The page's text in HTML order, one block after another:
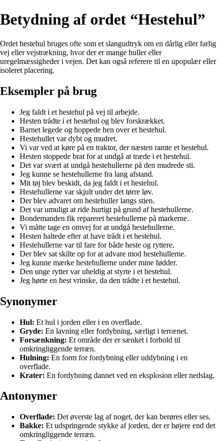
Betydning af ordet “Hestehul”
Ordet hestehul bruges ofte som et slangudtryk om en dårlig eller farlig
vej eller vejstrækning, hvor der er mange huller eller
uregelmæssigheder i vejen. Det kan også referere til en upopulær eller
isoleret placering.
Eksempler på brug
Jeg faldt i et hestehul på vej til arbejde.
Hesten trådte i et hestehul og blev forskrækket.
Barnet legede og hoppede hen over et hestehul.
Hestehullet var dybt og mudret.
Vi var ved at køre på en traktor, der næsten ramte et hestehul.
Hesten stoppede brat for at undgå at træde i et hestehul.
Det var svært at undgå hestehullerne på den mudrede sti.
Jeg kunne se hestehullerne fra lang afstand.
Mit tøj blev beskidt, da jeg faldt i et hestehul.
Hestehullerne var skjult under det tørre løv.
Der blev advaret om hestehuller langs stien.
Det var umuligt at ride hurtigt på grund af hestehullerne.
Bondemanden fik repareret hestehullerne på markerne.
Vi måtte tage en omvej for at undgå hestehullerne.
Hesten haltede efter at have trådt i et hestehul.
Hestehullerne var til fare for både heste og ryttere.
Der blev sat skilte op for at advare mod hestehullerne.
Jeg kunne mærke hestehullerne under mine fødder.
Den unge rytter var uheldig at styrte i et hestehul.
Jeg hørte en hest vrinske, da den trådte i et hestehul.
Synonymer
Hul: Et hul i jorden eller i en overflade.
Gryde: En lavning eller fordybning, særligt i terrænet.
Forsænkning: Et område der er sænket i forhold til
omkringliggende terræn.
Hulning: En form for fordybning eller uddybning i en
overflade.
Krater: En fordybning dannet ved en eksplosion eller nedslag.
Antonymer
Overflade: Det øverste lag af noget, der kan berøres eller ses.
Bakke: Et udspringende stykke af jorden, der er højere end det
omkringliggende terræn.